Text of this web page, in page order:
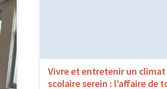
Vivre et entretenir un climat
scolaire serein : l’affaire de